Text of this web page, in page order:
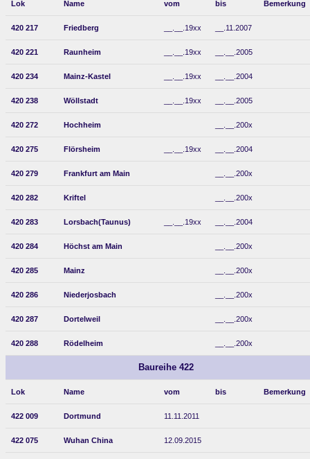
Lok Name vom bis Bemerkung
420 217 Friedberg __.__.19xx __.11.2007
420 221 Raunheim __.__.19xx __.__.2005
420 234 Mainz-Kastel __.__.19xx __.__.2004
420 238 Wöllstadt __.__.19xx __.__.2005
420 272 Hochheim __.__.200x
420 275 Flörsheim __.__.19xx __.__.2004
420 279 Frankfurt am Main __.__.200x
420 282 Kriftel __.__.200x
420 283 Lorsbach(Taunus) __.__.19xx __.__.2004
420 284 Höchst am Main __.__.200x
420 285 Mainz __.__.200x
420 286 Niederjosbach __.__.200x
420 287 Dortelweil __.__.200x
420 288 Rödelheim __.__.200x
Baureihe 422
Lok Name vom bis Bemerkung
422 009 Dortmund 11.11.2011
422 075 Wuhan China 12.09.2015